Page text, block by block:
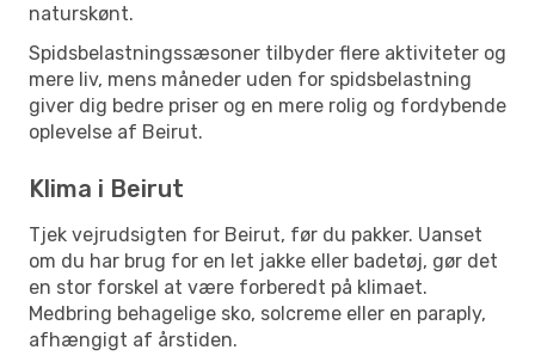
naturskønt.
Spidsbelastningssæsoner tilbyder flere aktiviteter og
mere liv, mens måneder uden for spidsbelastning
giver dig bedre priser og en mere rolig og fordybende
oplevelse af Beirut.
Klima i Beirut
Tjek vejrudsigten for Beirut, før du pakker. Uanset
om du har brug for en let jakke eller badetøj, gør det
en stor forskel at være forberedt på klimaet.
Medbring behagelige sko, solcreme eller en paraply,
afhængigt af årstiden.